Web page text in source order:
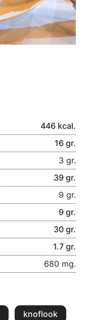
446 kcal.
16 gr.
3 gr.
39 gr.
9 gr.
9 gr.
30 gr.
1.7 gr.
680 mg.
knoflook